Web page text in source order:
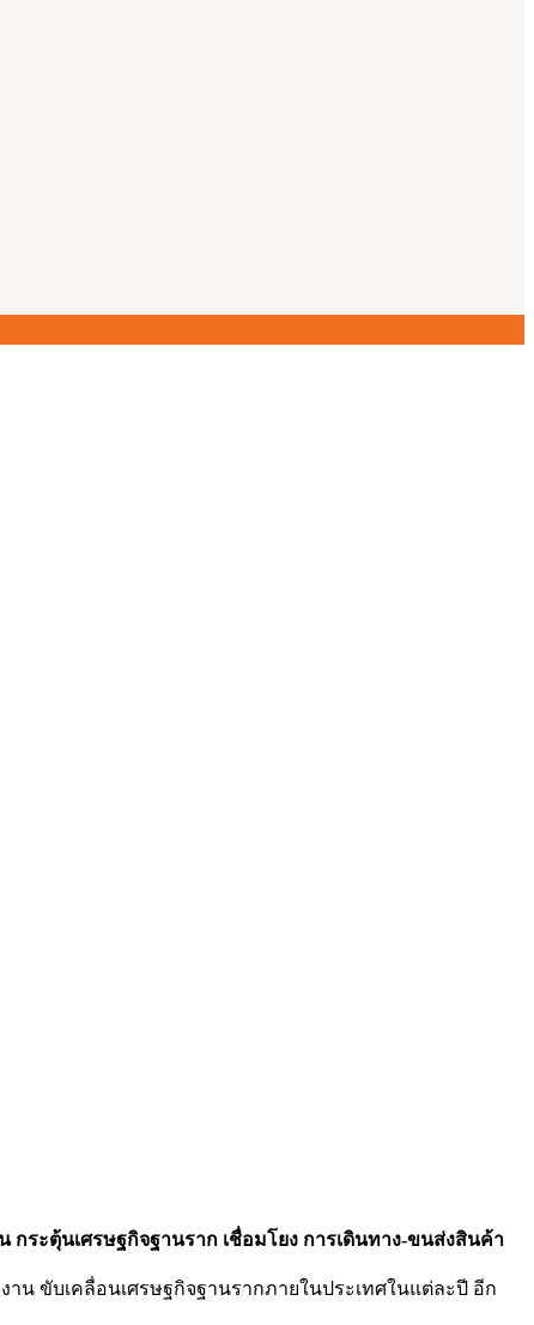
กระตุ้นเศรษฐกิจฐานราก เชื่อมโยง การเดินทาง-ขนส่งสินค้า
น ขับเคลื่อนเศรษฐกิจฐานรากภายในประเทศในแต่ละปี อีก